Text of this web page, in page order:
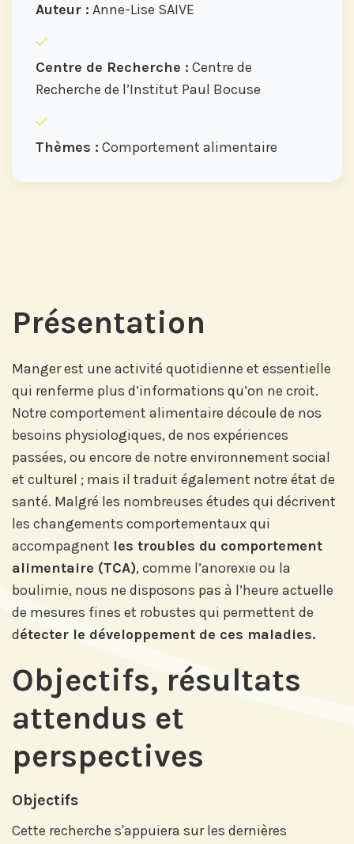
Auteur : Anne-Lise SAIVE
Centre de Recherche : Centre de
Recherche de l’Institut Paul Bocuse
Thèmes : Comportement alimentaire
Présentation
Manger est une activité quotidienne et essentielle
qui renferme plus d’informations qu’on ne croit.
Notre comportement alimentaire découle de nos
besoins physiologiques, de nos expériences
passées, ou encore de notre environnement social
et culturel ; mais il traduit également notre état de
santé. Malgré les nombreuses études qui décrivent
les changements comportementaux qui
accompagnent les troubles du comportement
alimentaire (TCA), comme l’anorexie ou la
boulimie, nous ne disposons pas à l’heure actuelle
de mesures fines et robustes qui permettent de
détecter le développement de ces maladies.
Objectifs, résultats
attendus et
perspectives
Objectifs
Cette recherche s'appuiera sur les dernières